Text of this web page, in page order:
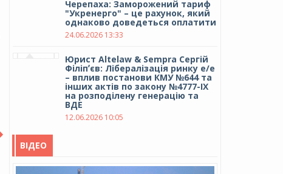
Черепаха: Заморожений тариф
"Укренерго" – це рахунок, який
однаково доведеться оплатити
24.06.2026 13:33
Юрист Altelaw & Sempra Сергій
Філіпʼєв: Лібералізація ринку е/е
– вплив постанови КМУ №644 та
інших актів по закону №4777-IX
на розподілену генерацію та
ВДЕ
12.06.2026 10:05
ВІДЕО